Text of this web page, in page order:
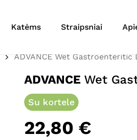
Katėms Straipsniai
ADVANCE Wet Gastroenteritic
ADVANCE Wet
Su kortele
22,80 €
Būkite pirmas aprašęs
El. pašto adresas
Jūsų įvertinimas*
Jūsų atsiliepimas